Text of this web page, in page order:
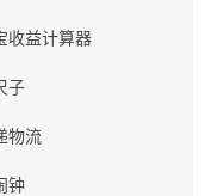
收益计算器
子
物流
钟